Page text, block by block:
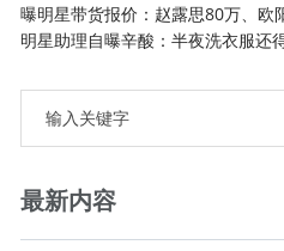
曝明星带货报价：赵露思80万、欧
明星助理自曝辛酸：半夜洗衣服还
最新内容